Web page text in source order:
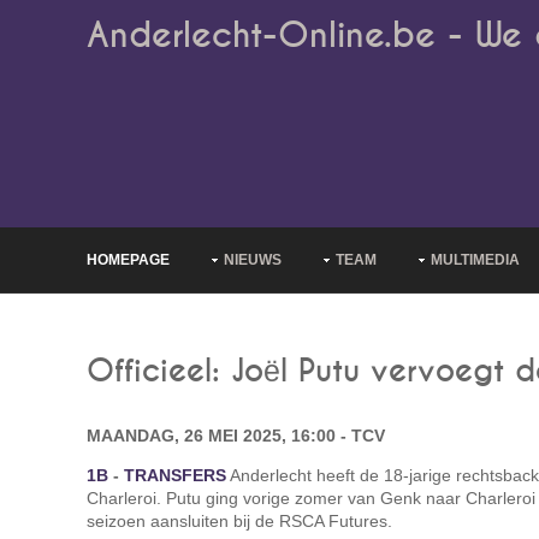
Anderlecht-Online.be - We
HOMEPAGE NIEUWS TEAM MULTIMEDIA
Officieel: Joël Putu vervoegt
MAANDAG, 26 MEI 2025, 16:00 - TCV
1B - TRANSFERSAnderlecht heeft de 18-jarige
Charleroi. Putu ging vorige zomer van Genk naar
seizoen aansluiten bij de RSCA Futures.